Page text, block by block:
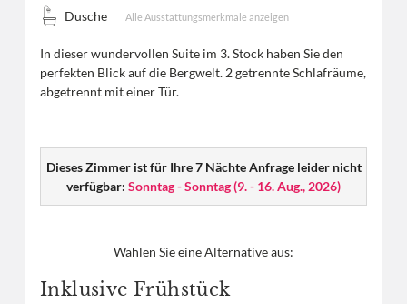
Dusche
Alle Ausstattungsmerkmale anzeigen
In dieser wundervollen Suite im 3. Stock haben Sie den
perfekten Blick auf die Bergwelt. 2 getrennte Schlafräume,
abgetrennt mit einer Tür.
Dieses Zimmer ist für Ihre 7 Nächte Anfrage leider nicht
verfügbar: Sonntag - Sonntag(9. - 16. Aug., 2026)
Wählen Sie eine Alternative aus:
Inklusive Frühstück